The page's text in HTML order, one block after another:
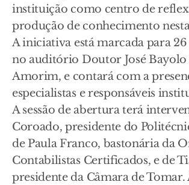
instituição como centro de
produção de conhecimento
A iniciativa está marcada para
no auditório Doutor José Bayolo
Amorim, e contará com a
especialistas e responsáveis
A sessão de abertura terá
Coroado, presidente do
de Paula Franco, bastonária da
Contabilistas Certificados, e de
presidente da Câmara de